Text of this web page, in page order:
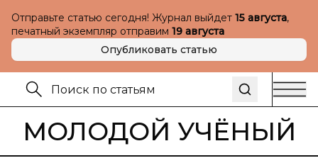
Отправьте статью сегодня! Журнал выйдет 15 августа,
печатный экземпляр отправим 19 августа
Опубликовать статью
МОЛОДОЙ УЧЁНЫЙ